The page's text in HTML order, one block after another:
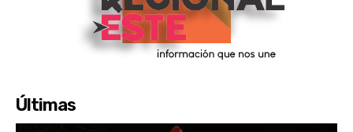
Últimas